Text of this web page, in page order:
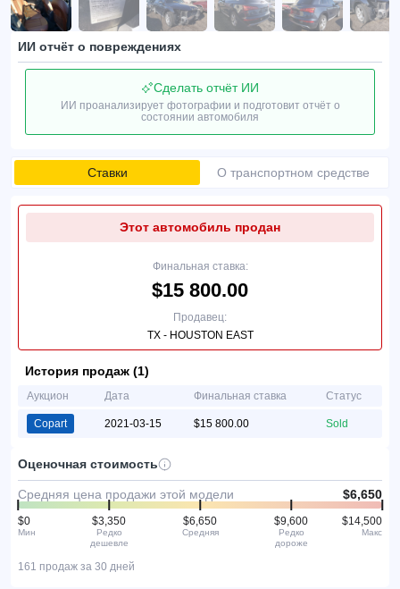
ИИ отчёт о повреждениях
Сделать отчёт ИИ
ИИ проанализирует фотографии и подготовит отчёт о
состоянии автомобиля
Ставки О транспортном средстве
Этот автомобиль продан
Финальная ставка:
$15 800.00
Продавец:
TX - HOUSTON EAST
История продаж (1)
Аукцион Дата Финальная ставка Статус
Copart 2021-03-15 $15 800.00 Sold
Оценочная стоимость
Средняя цена продажи этой модели $6,650
$0
Мин
$3,350
Редко
дешевле
$6,650
Средняя
$9,600
Редко
дороже
$14,500
Макс
161 продаж за 30 дней